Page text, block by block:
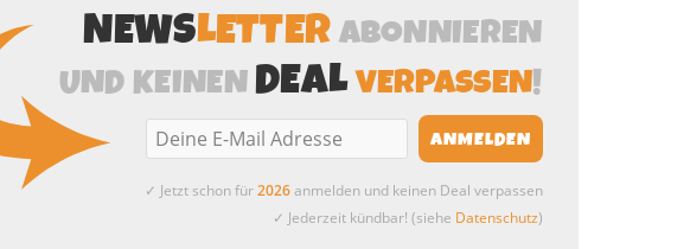
NEWSLETTERABONNIEREN
UND KEINENDEALVERPASSEN!
✓ Jetzt schon für2026anmelden und keinen Deal verpassen
✓ Jederzeit kündbar! (siehe Datenschutz)